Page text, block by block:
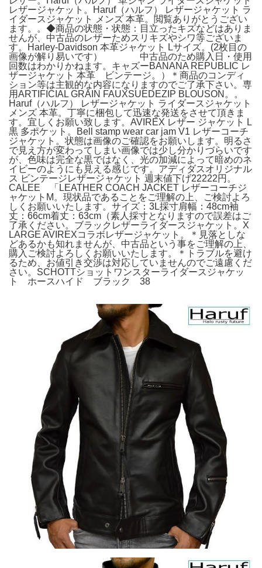
レザージャケット。Haruf（ハルフ） レザージャケット ラ
イダースジャケット メンズ 本革。閲覧ありがとうござい
ます。。◆商品の状態・状態：目立ったキズなどはありま
せんが、中古品のレザーためスリキズやシワ等ございま
す。Harley-Davidson 本革ジャケット Lサイズ。(2枚目の
画像が解り易いです） 中古品のため購入日・使用
回数はわかりかねます。キャズーBANANA REPUBLIC レ
ザージャケット 本革 ビンテージ。）＊商品のコンディ
ション等は主観的な内容になりますのでご了承下さい。専
用ARTIFICIAL GRAIN FAUXSUEDEZIP BLOUSON。。
Haruf（ハルフ） レザージャケット ライダースジャケット
メンズ 本革。丁寧に梱包して迅速な発送をさせて頂きま
す。宜しくお願い致します。AVIREX レザー ジャケット L
黒 多ポケット。Bell stamp wear car jam V1 レザーコーチ
ジャケット。状態は画像のご確認をお願いします。明るさ
で見え方が変わってしまい画像では少し分かりづらいです
が、色味は完全な黒ではなく、光の加減によって暗めのネ
イビーのようにも見える感じです。アディダスオリジナル
ス ビンテージレザージャケット 週末値下げ22222円。
CALEE 「LEATHER COACH JACKET レザーコーチジ
ャケットM。現状品であることをご理解の上、ご検討よろ
しくお願いいたします。サイズ：3L採寸肩幅：48cm袖
丈：66cm着丈：63cm（素人採寸となりますので誤差はご
了承ください。ブラックレザーライダースジャケット。X
LARGE AVIREXコラボレザージャケット。＊見落としな
どあるかも知れませんが、中古品という事をご理解の上、
購入ご検討よろしくお願いいたします。＊トラブルを避け
るため、お値引き交渉は対応していませんのでご遠慮くだ
さい。SCHOTTショットワンスターライダースジャケッ
ト ホースハイド ブラック 38